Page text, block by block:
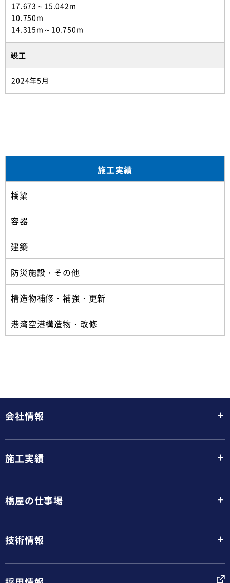
17.673～15.042m
10.750m
14.315m～10.750m
竣工
2024年5月
施工実績
橋梁
容器
建築
防災施設・その他
構造物補修・補強・更新
港湾空港構造物・改修
会社情報 +
施工実績 +
橋屋の仕事場 +
技術情報 +